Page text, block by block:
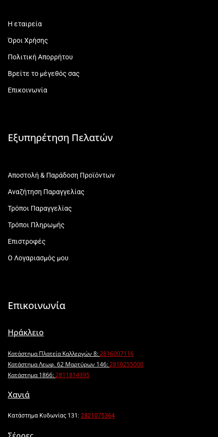
Η εταιρεία
Όροι Χρήσης
Πολιτική Απορρήτου
Βρείτε το μέγεθός σας
Επικοινωνία
Εξυπηρέτηση Πελατών
Αποστολή & Παράδοση Προϊόντων
Αναζήτηση Παραγγελίας
Τρόποι Παραγγελίας
Τρόποι Πληρωμής
Επιστροφές
Ο Λογαριασμός μου
Επικοινωνία
Ηράκλειο
Κατάστημα Πλατεία Καλλεργών 8:2816007116
Κατάστημα Λεωφ. 62 Μαρτύρων 146:2810255000
Κατάστημα 1866:2811814395
Χανιά
Κατάστημα Κυδωνίας 131: 2821075364